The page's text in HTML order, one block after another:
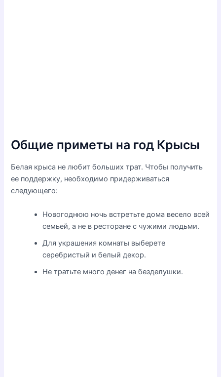
Общие приметы на год Крысы
Белая крыса не любит больших трат. Чтобы получить
ее поддержку, необходимо придерживаться
следующего:
Новогоднюю ночь встретьте дома весело всей
семьей, а не в ресторане с чужими людьми.
Для украшения комнаты выберете
серебристый и белый декор.
Не тратьте много денег на безделушки.